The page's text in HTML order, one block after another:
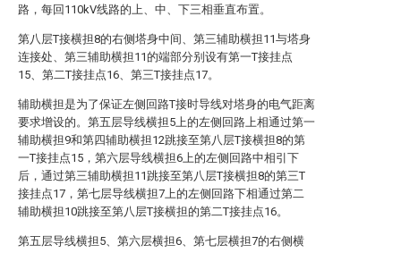
路，每回110kV线路的上、中、下三相垂直布置。
第八层T接横担8的右侧塔身中间、第三辅助横担11与塔身
连接处、第三辅助横担11的端部分别设有第一T接挂点
15、第二T接挂点16、第三T接挂点17。
辅助横担是为了保证左侧回路T接时导线对塔身的电气距离
要求增设的。第五层导线横担5上的左侧回路上相通过第一
辅助横担9和第四辅助横担12跳接至第八层T接横担8的第
一T接挂点15，第六层导线横担6上的左侧回路中相引下
后，通过第三辅助横担11跳接至第八层T接横担8的第三T
接挂点17，第七层导线横担7上的左侧回路下相通过第二
辅助横担10跳接至第八层T接横担的第二T接挂点16。
第五层导线横担5、第六层横担6、第七层横担7的右侧横